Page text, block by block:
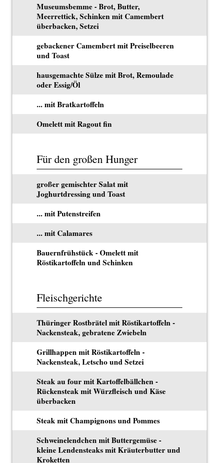
Museumsbemme - Brot, Butter,
Meerrettick, Schinken mit Camembert
überbacken, Setzei
gebackener Camembert mit Preiselbeeren
und Toast
hausgemachte Sülze mit Brot, Remoulade
oder Essig/Öl
... mit Bratkartoffeln
Omelett mit Ragout fin
Für den großen Hunger
großer gemischter Salat mit
Joghurtdressing und Toast
... mit Putenstreifen
... mit Calamares
Bauernfrühstück - Omelett mit
Röstikartoffeln und Schinken
Fleischgerichte
Thüringer Rostbrätel mit Röstikartoffeln -
Nackensteak, gebratene Zwiebeln
Grillhappen mit Röstikartoffeln -
Nackensteak, Letscho und Setzei
Steak au four mit Kartoffelbällchen -
Rückensteak mit Würzfleisch und Käse
überbacken
Steak mit Champignons und Pommes
Schweinelendchen mit Buttergemüse -
kleine Lendensteaks mit Kräuterbutter und
Kroketten